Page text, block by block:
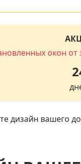
окон
дизайн вашего